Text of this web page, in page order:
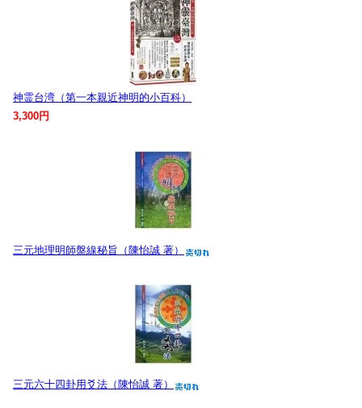
神霊台湾（第一本親近神明的小百科）
3,300円
三元地理明師盤線秘旨（陳怡誠 著）
三元六十四卦用爻法（陳怡誠 著）